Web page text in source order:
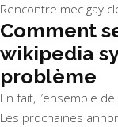
Rencontre mec gay
Comment
wikipedia
problème
En fait, l’ensemble
Les prochaines